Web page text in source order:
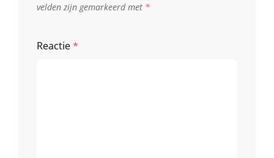
velden zijn gemarkeerd met *
Reactie*